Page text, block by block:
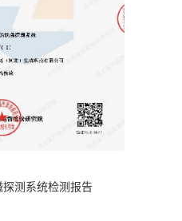
测系统检测报告